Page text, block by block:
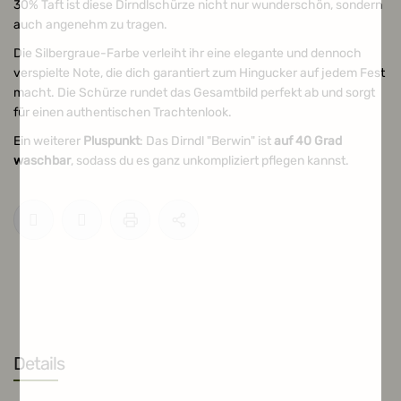
30% Taft ist diese Dirndlschürze nicht nur wunderschön, sondern
auch angenehm zu tragen.
Die Silbergraue-Farbe verleiht ihr eine elegante und dennoch
verspielte Note, die dich garantiert zum Hingucker auf jedem Fest
macht. Die Schürze rundet das Gesamtbild perfekt ab und sorgt
für einen authentischen Trachtenlook.
Ein weiterer Pluspunkt: Das Dirndl "Berwin" ist auf 40 Grad
waschbar, sodass du es ganz unkompliziert pflegen kannst.
Details